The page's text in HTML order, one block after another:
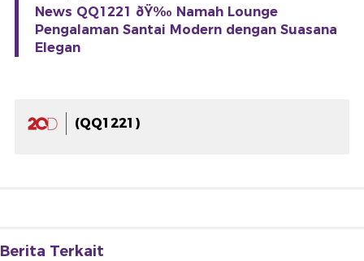
News QQ1221 ðŸ‰ Namah Lounge
Pengalaman Santai Modern dengan Suasana
Elegan
(QQ1221)
Berita Terkait